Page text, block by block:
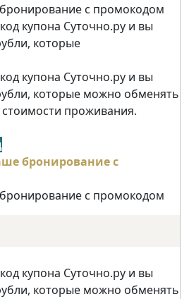
с промокодом
купона Суточно.ру и вы
которые
купона Суточно.ру и вы
которые можно обменять
стоимости проживания.
с промокодом
купона Суточно.ру и вы
которые можно обменять